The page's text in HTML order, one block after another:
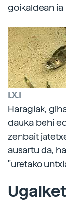
goikaldean ia
I.X.I
Haragiak,
dauka behi
zenbait
ausartu da,
"uretako